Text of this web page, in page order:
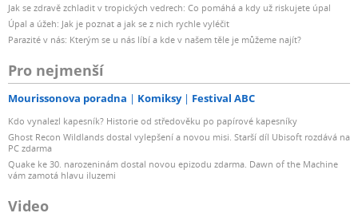
Jak se zdravě zchladit v tropických vedrech: Co pomáhá a kdy už riskujete úpal
Úpal a úžeh: Jak je poznat a jak se z nich rychle vyléčit
Parazité v nás: Kterým se u nás líbí a kde v našem těle je můžeme najít?
Pro nejmenší
Mourissonova poradna Komiksy Festival ABC
Kdo vynalezl kapesník? Historie od středověku po papírové kapesníky
Ghost Recon Wildlands dostal vylepšení a novou misi. Starší díl Ubisoft rozdává na
PC zdarma
Quake ke 30. narozeninám dostal novou epizodu zdarma. Dawn of the Machine
vám zamotá hlavu iluzemi
Video